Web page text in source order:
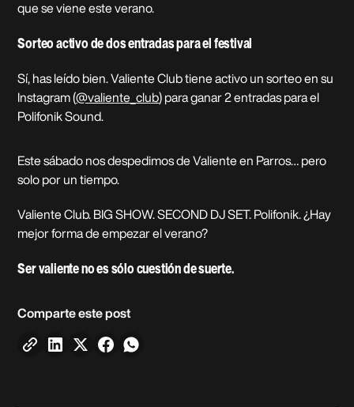
que se viene este verano.
Sorteo activo de dos entradas para el festival
Sí, has leído bien. Valiente Club tiene activo un sorteo en su
Instagram (@valiente_club) para ganar 2 entradas para el
Polifonik Sound.
Este sábado nos despedimos de Valiente en Parros… pero
solo por un tiempo.
Valiente Club. BIG SHOW. SECOND DJ SET. Polifonik. ¿Hay
mejor forma de empezar el verano?
Ser valiente no es sólo cuestión de suerte.
Comparte este post